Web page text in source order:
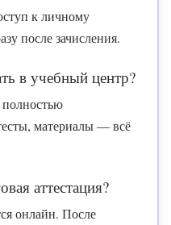
к личному
после зачисления.
в учебный центр?
материалы — всё
аттестация?
онлайн. После